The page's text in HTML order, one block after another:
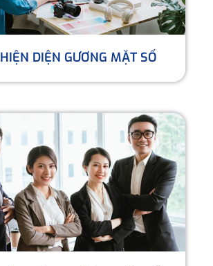
HIỆN DIỆN GƯƠNG MẶT SỐ